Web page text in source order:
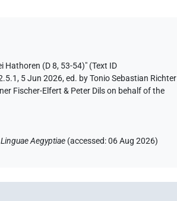
Hathoren (D 8, 53-54)" (Text ID
5 Jun 2026, ed. by Tonio Sebastian Richter
Fischer-Elfert & Peter Dils on behalf of the
Aegyptiae (accessed:06 Aug 2026)